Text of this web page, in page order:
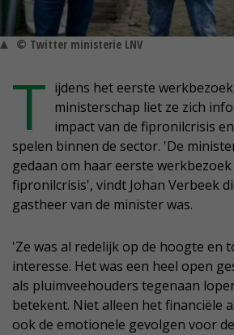
© Twitter ministerie LNV
T ijdens het eerste
ministerschap liet ze zich
impact van de fipronilcrisis
spelen binnen de sector. 'De
gedaan om haar eerste
fipronilcrisis', vindt Johan Verbeek
gastheer van de minister was.
'Ze was al redelijk op de hoogte en
interesse. Het was een heel open
als pluimveehouders tegenaan
betekent. Niet alleen het financiële
ook de emotionele gevolgen voor